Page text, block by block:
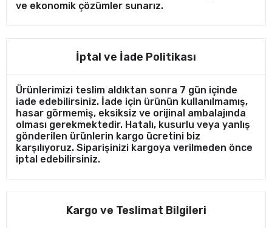
ve ekonomik çözümler sunarız.
İptal ve İade Politikası
Ürünlerimizi teslim aldıktan sonra 7 gün içinde
iade edebilirsiniz. İade için ürünün kullanılmamış,
hasar görmemiş, eksiksiz ve orijinal ambalajında
olması gerekmektedir. Hatalı, kusurlu veya yanlış
gönderilen ürünlerin kargo ücretini biz
karşılıyoruz. Siparişinizi kargoya verilmeden önce
iptal edebilirsiniz.
Kargo ve Teslimat Bilgileri